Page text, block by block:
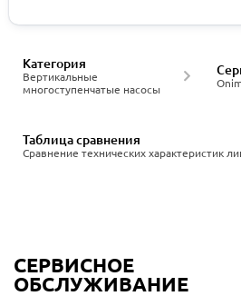
Вертикальные
многоступенчатые насосы
Категория
Сравнение технических характеристик
Таблица сравнения
СЕРВИСНОЕ
ОБСЛУЖИВАНИЕ